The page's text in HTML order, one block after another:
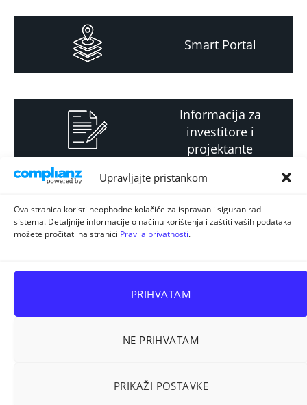
Upravljajte pristankom
Ova stranica koristi neophodne kolačiće za ispravan i siguran rad
sistema. Detaljnije informacije o načinu korištenja i zaštiti vaših podataka
možete pročitati na stranici Pravila privatnosti.
PRIHVATAM
NE PRIHVATAM
PRIKAŽI POSTAVKE
Smart Portal
Informacija za
investitore i
projektante
Strateški i planski
dokument